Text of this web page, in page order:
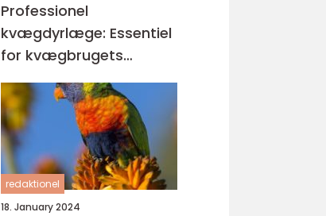
Professionel
kvægdyrlæge: Essentiel
for kvægbrugets
succes
redaktionel
18. January 2024